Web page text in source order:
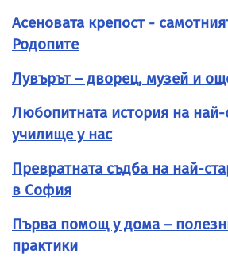
Асеновата крепост -
Родопите
Лувърът – дворец, музей и
Любопитната история на
училище у нас
Превратната съдба на най-
в София
Първа помощ у дома –
практики